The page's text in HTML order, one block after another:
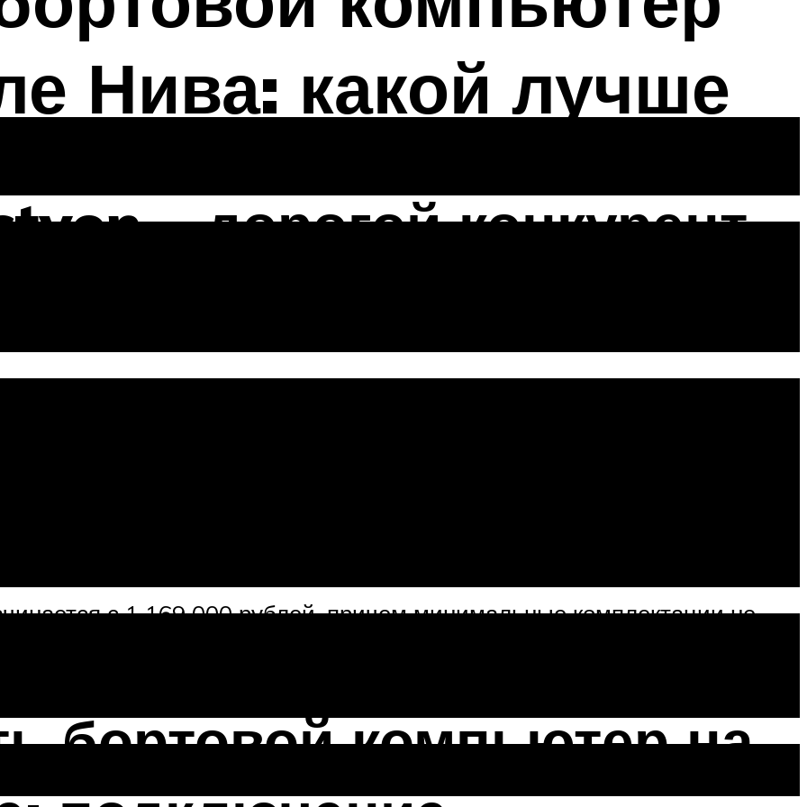
Нива: какой лучше
– дорогой конкурент
сравнения корейскому автомобилю SsangYong Actyon, у которого
двигателя и наличие версии с автоматической коробкой передач
141 лошадиную силу, а 2.3 дизель атмосферного типа –
типа с тягой Панара, неразрезной задний мост, понижающий ряд в
имеются. Далее смотрим на массу авто – 1666-1679 кг. Такое
можно объективно судить о КПД в сочетании двигателя и массы авто.
с 1 169 000 рублей, причем минимальные комплектации не
в салоне на уровне современных авто.
бортовой компьютер на